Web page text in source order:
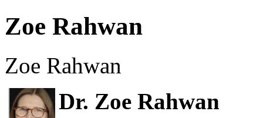
Zoe Rahwan
Zoe Rahwan
Dr. Zoe Rahwan